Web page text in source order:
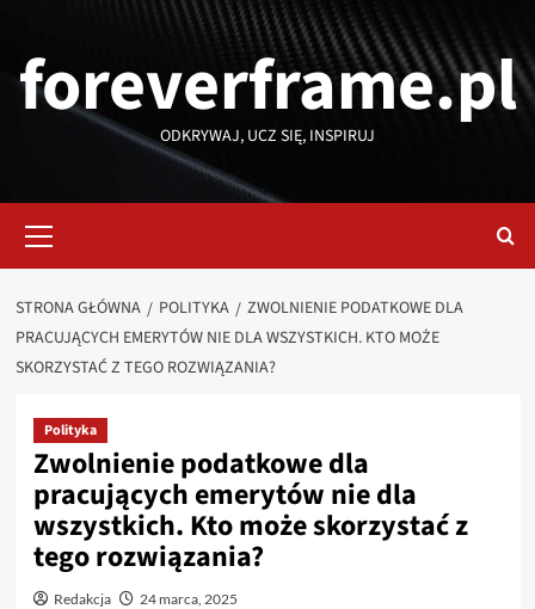
foreverframe.pl
ODKRYWAJ, UCZ SIĘ, INSPIRUJ
główne
STRONA GŁÓWNA POLITYKA
ZWOLNIENIE PODATKOWE DLA
PRACUJĄCYCH EMERYTÓW NIE DLA WSZYSTKICH. KTO MOŻE
SKORZYSTAĆ Z TEGO ROZWIĄZANIA?
Polityka
Zwolnienie podatkowe dla
pracujących emerytów nie dla
wszystkich. Kto może skorzystać z
tego rozwiązania?
Redakcja 24 marca, 2025